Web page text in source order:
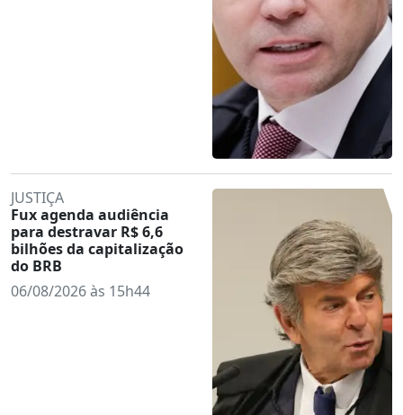
JUSTIÇA
Fux agenda audiência
para destravar R$ 6,6
bilhões da capitalização
do BRB
06/08/2026 às 15h44